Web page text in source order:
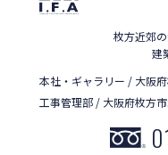
枚方近郊
建
本社・ギャラリー / 大阪
工事管理部 / 大阪府枚方